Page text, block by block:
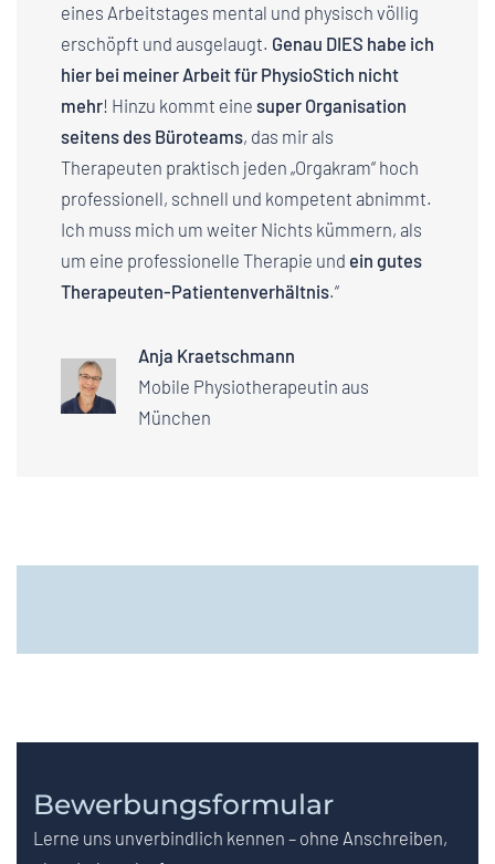
eines Arbeitstages mental und physisch völlig
erschöpft und ausgelaugt. Genau DIES habe ich
hier bei meiner Arbeit für PhysioStich nicht
mehr! Hinzu kommt eine super Organisation
seitens des Büroteams, das mir als
Therapeuten praktisch jeden „Orgakram“ hoch
professionell, schnell und kompetent abnimmt.
Ich muss mich um weiter Nichts kümmern, als
um eine professionelle Therapie und ein gutes
Therapeuten-Patientenverhältnis.“
Anja Kraetschmann
Mobile Physiotherapeutin aus
München
Bewerbungsformular
Lerne uns unverbindlich kennen – ohne Anschreiben,